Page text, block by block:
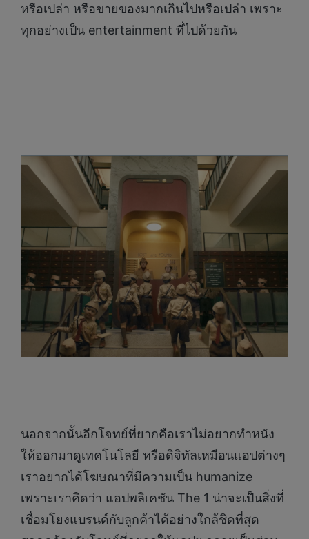
หรือเปล่า หรือขายของมากเกินไปหรือเปล่า เพราะ
ทุกอย่างเป็น entertainment ที่ไปด้วยกัน
นอกจากนั้นอีกโจทย์ที่ยากคือเราไม่อยากทำหนัง
ให้ออกมาดูเทคโนโลยี หรือดิจิทัลเหมือนแอปต่างๆ
เราอยากได้โฆษณาที่มีความเป็น humanize
เพราะเราคิดว่า แอปพลิเคชัน The 1 น่าจะเป็นสิ่งที่
เชื่อมโยงแบรนด์กับลูกค้าได้อย่างใกล้ชิดที่สุด